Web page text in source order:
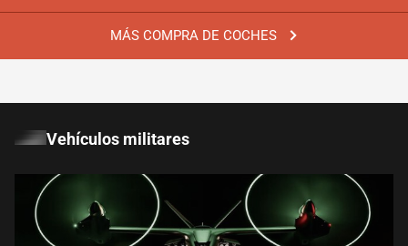
MÁS COMPRA DE COCHES
Vehículos militares